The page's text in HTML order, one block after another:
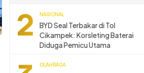
2 NASIONAL
BYD Seal Terbakar di Tol
Cikampek: Korsleting Baterai
Diduga Pemicu Utama
OLAHRAGA